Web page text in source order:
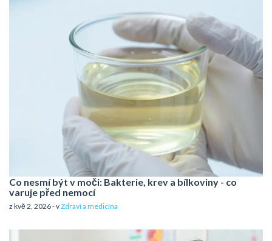
Co nesmí být v moči: Bakterie, krev a bílkoviny - co
varuje před nemocí
z kvě 2, 2026 - vZdraví a medicína